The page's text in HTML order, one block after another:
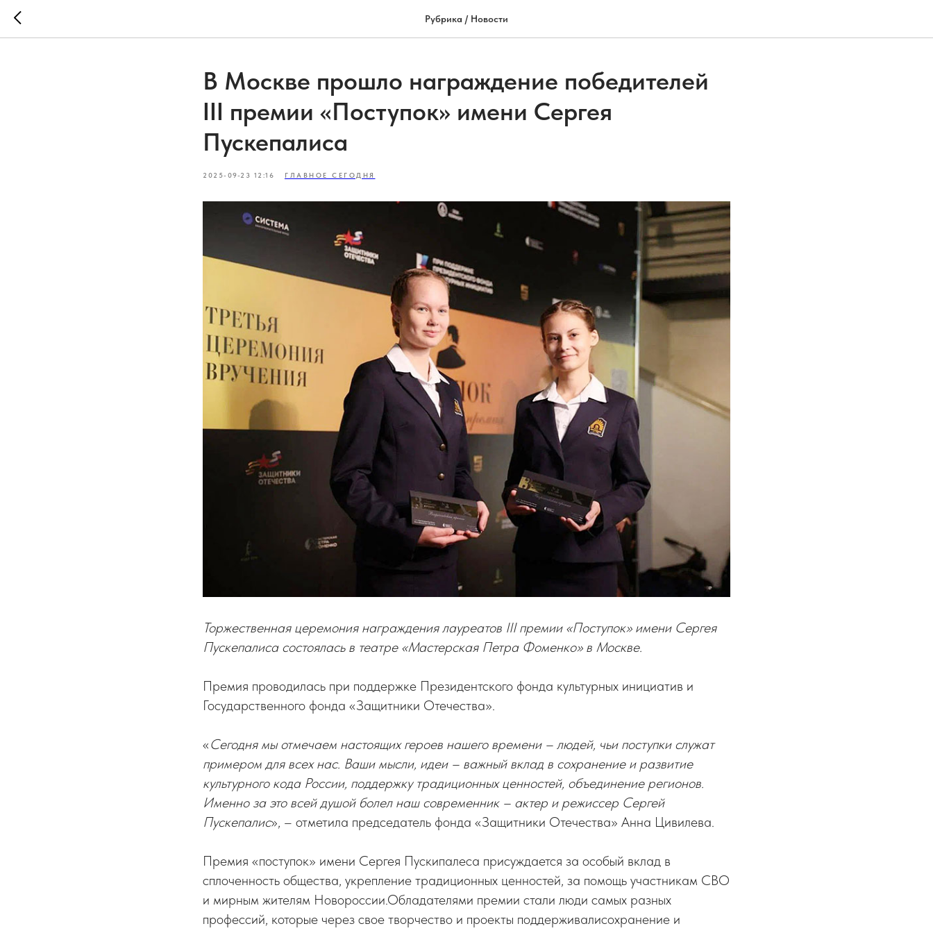
Рубрика / Новости
В Москве прошло награждение победителей
III премии «Поступок» имени Сергея
Пускепалиса
2025-09-23 12:16 ГЛАВНОЕ СЕГОДНЯ
Торжественная церемония награждения лауреатов III премии «Поступок» имени Сергея
Пускепалиса состоялась в театре «Мастерская Петра Фоменко» в Москве.
Премия проводилась при поддержке Президентского фонда культурных инициатив и
Государственного фонда «Защитники Отечества».
«Сегодня мы отмечаем настоящих героев нашего времени – людей, чьи поступки служат
примером для всех нас. Ваши мысли, идеи – важный вклад в сохранение и развитие
культурного кода России, поддержку традиционных ценностей, объединение регионов.
Именно за это всей душой болел наш современник – актер и режиссер Сергей
Пускепалис», – отметила председатель фонда «Защитники Отечества» Анна Цивилева.
Премия «поступок» имени Сергея Пускипалеса присуждается за особый вклад в
сплоченность общества, укрепление традиционных ценностей, за помощь участникам СВО
и мирным жителям Новороссии.Обладателями премии стали люди самых разных
профессий, которые через свое творчество и проекты поддерживалисохранение и